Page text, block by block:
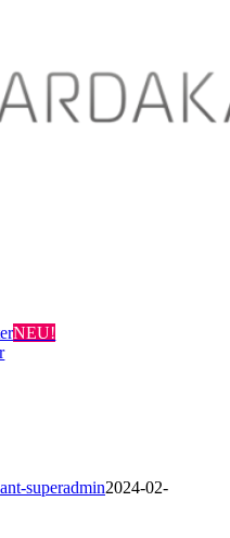
NEU!
superadmin2024-02-